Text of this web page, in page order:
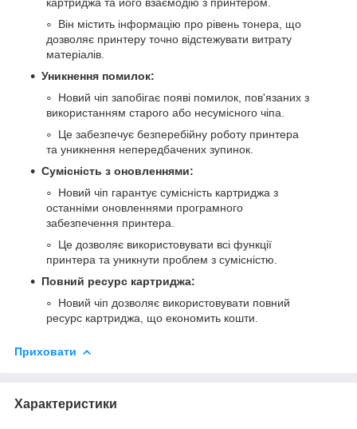
Він містить інформацію про рівень тонера, що
дозволяє принтеру точно відстежувати витрату
матеріалів.
Уникнення помилок:
Новий чіп запобігає появі помилок, пов'язаних з
використанням старого або несумісного чіпа.
Це забезпечує безперебійну роботу принтера
та уникнення непередбачених зупинок.
Сумісність з оновленнями:
Новий чіп гарантує сумісність картриджа з
останніми оновленнями програмного
забезпечення принтера.
Це дозволяє використовувати всі функції
принтера та уникнути проблем з сумісністю.
Повний ресурс картриджа:
Новий чіп дозволяє використовувати повний
ресурс картриджа, що економить кошти.
Приховати
Характеристики